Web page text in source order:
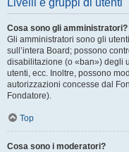
Livelli e gruppi di utenti
Cosa sono gli amministratori?
Gli amministratori sono gli
sull’intera Board; possono
disabilitazione (o «ban») degli
utenti, ecc. Inoltre, possono
autorizzazioni concesse dal
Fondatore).
Top
Cosa sono i moderatori?